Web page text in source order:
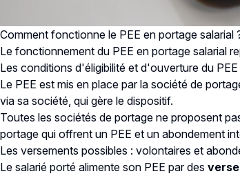
Comment fonctionne le PEE en portage salarial
Le fonctionnement du PEE en portage salarial
Les conditions d'éligibilité et d'ouverture du PEE
Le PEE est mis en place par la société de
via sa société, qui gère le dispositif.
Toutes les sociétés de portage ne proposent
portage qui offrent un PEE et un abondement
Les versements possibles : volontaires et
Le salarié porté alimente son PEE par des